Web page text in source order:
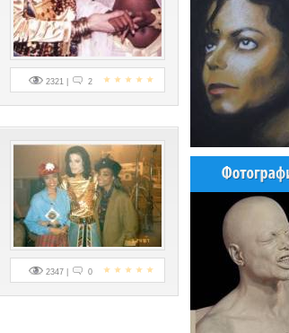
2321 | 2
2347 | 0